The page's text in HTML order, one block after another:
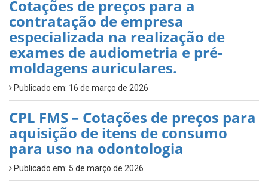
Cotações de preços para a
contratação de empresa
especializada na realização de
exames de audiometria e pré-
moldagens auriculares.
Publicado em: 16 de março de 2026
CPL FMS – Cotações de preços para
aquisição de itens de consumo
para uso na odontologia
Publicado em: 5 de março de 2026